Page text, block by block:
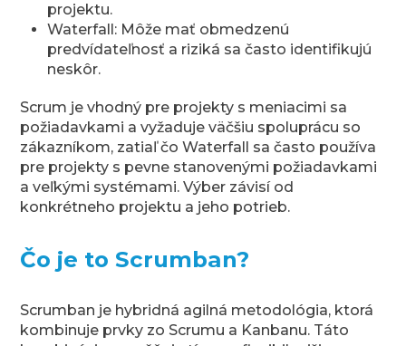
projektu.
Waterfall: Môže mať obmedzenú
predvídateľnosť a riziká sa často identifikujú
neskôr.
Scrum je vhodný pre projekty s meniacimi sa
požiadavkami a vyžaduje väčšiu spoluprácu so
zákazníkom, zatiaľ čo Waterfall sa často používa
pre projekty s pevne stanovenými požiadavkami
a veľkými systémami. Výber závisí od
konkrétneho projektu a jeho potrieb.
Čo je to Scrumban?
Scrumban je hybridná agilná metodológia, ktorá
kombinuje prvky zo Scrumu a Kanbanu. Táto